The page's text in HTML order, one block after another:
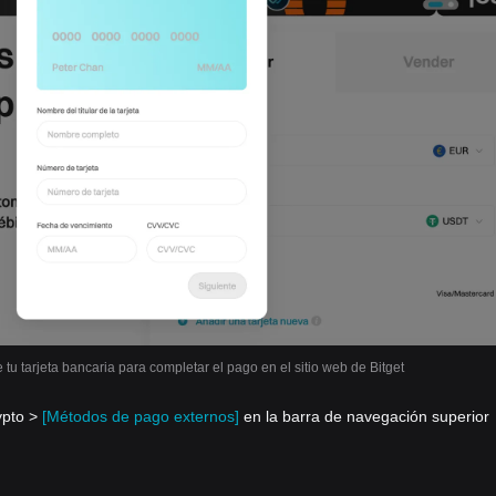
tu tarjeta bancaria para completar el pago en el sitio web de Bitget
> [Métodos de pago externos] en la barra de navegación superior